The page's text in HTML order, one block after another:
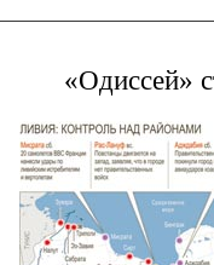
«Одиссей»